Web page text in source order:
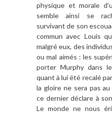
physique et morale d’
semble ainsi se
survivant de son
commun avec Louis qu
malgré eux, des
ou mal aimés : les
porter Murphy dans
quantà luiété recalé
la gloire ne sera pas
ce dernier déclare à
Le monde ne nous